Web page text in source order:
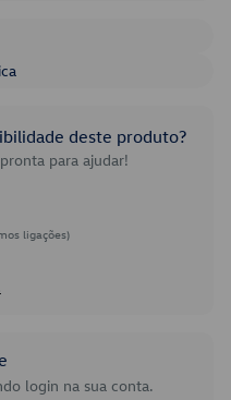
deste produto?
para ajudar!
ligações)
login na sua conta.